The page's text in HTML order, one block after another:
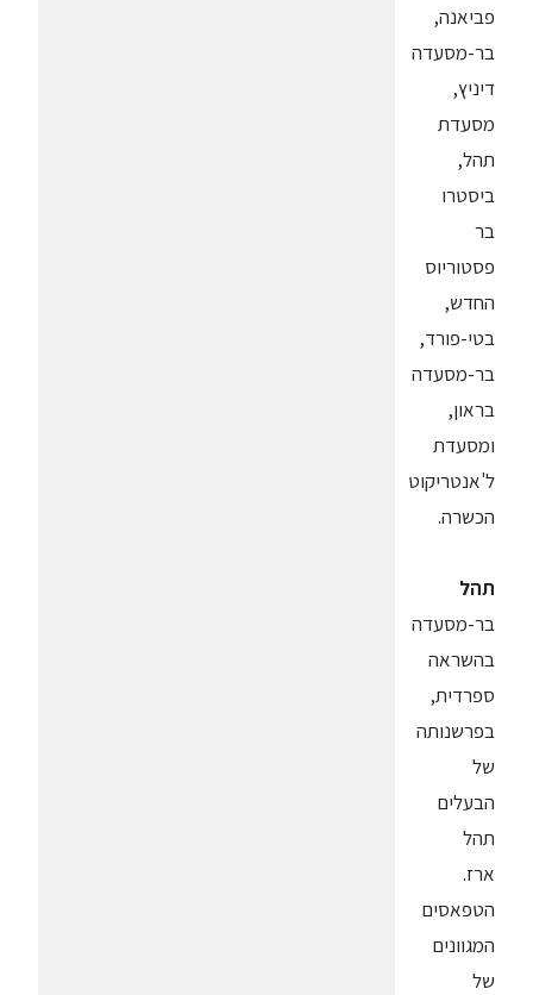
פביאנה,
בר-מסעדה
דיניץ,
מסעדת
תהל,
ביסטרו
בר
פסטוריוס
החדש,
בטי-פורד,
בר-מסעדה
בראון,
ומסעדת
ל'אנטריקוט
הכשרה.
תהל
בר-מסעדה
בהשראה
ספרדית,
בפרשנותה
של
הבעלים
תהל
ארז.
הטפאסים
המגוונים
של